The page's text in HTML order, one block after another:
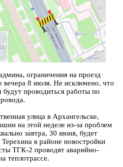
ограничения на проезд
вечера 8 июля. Не исключено, что
проводиться работы по
улица в Архангельске,
на этой неделе из-за проблем
завтра, 30 июня, будет
в районе новостройки
ТГК-2 проводят аварийно-
теплотрассе.